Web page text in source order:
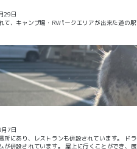
29日
て、キャンプ場・RVパークエリアが出来た道の
7日
所にあり、レストランも併設されています。 ド
が併設されています。 屋上に行くことができ、